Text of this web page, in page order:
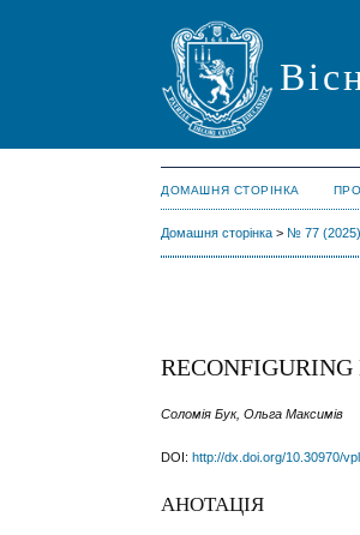
ДОМАШНЯ СТОРІНКА
Домашня сторінка > № 77 (2025)
Соломія Бук, Ольга Максимів
DOI:http://dx.doi.org/10.30970/
АНОТАЦІЯ